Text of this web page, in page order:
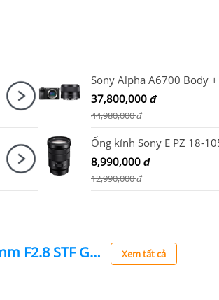
37,800,000 đ
44,980,000đ
8,990,000 đ
12,990,000đ
Ống kính Sony FE 100mm F2.8 STF GM OSS / SEL100F28GM Xem tất cả